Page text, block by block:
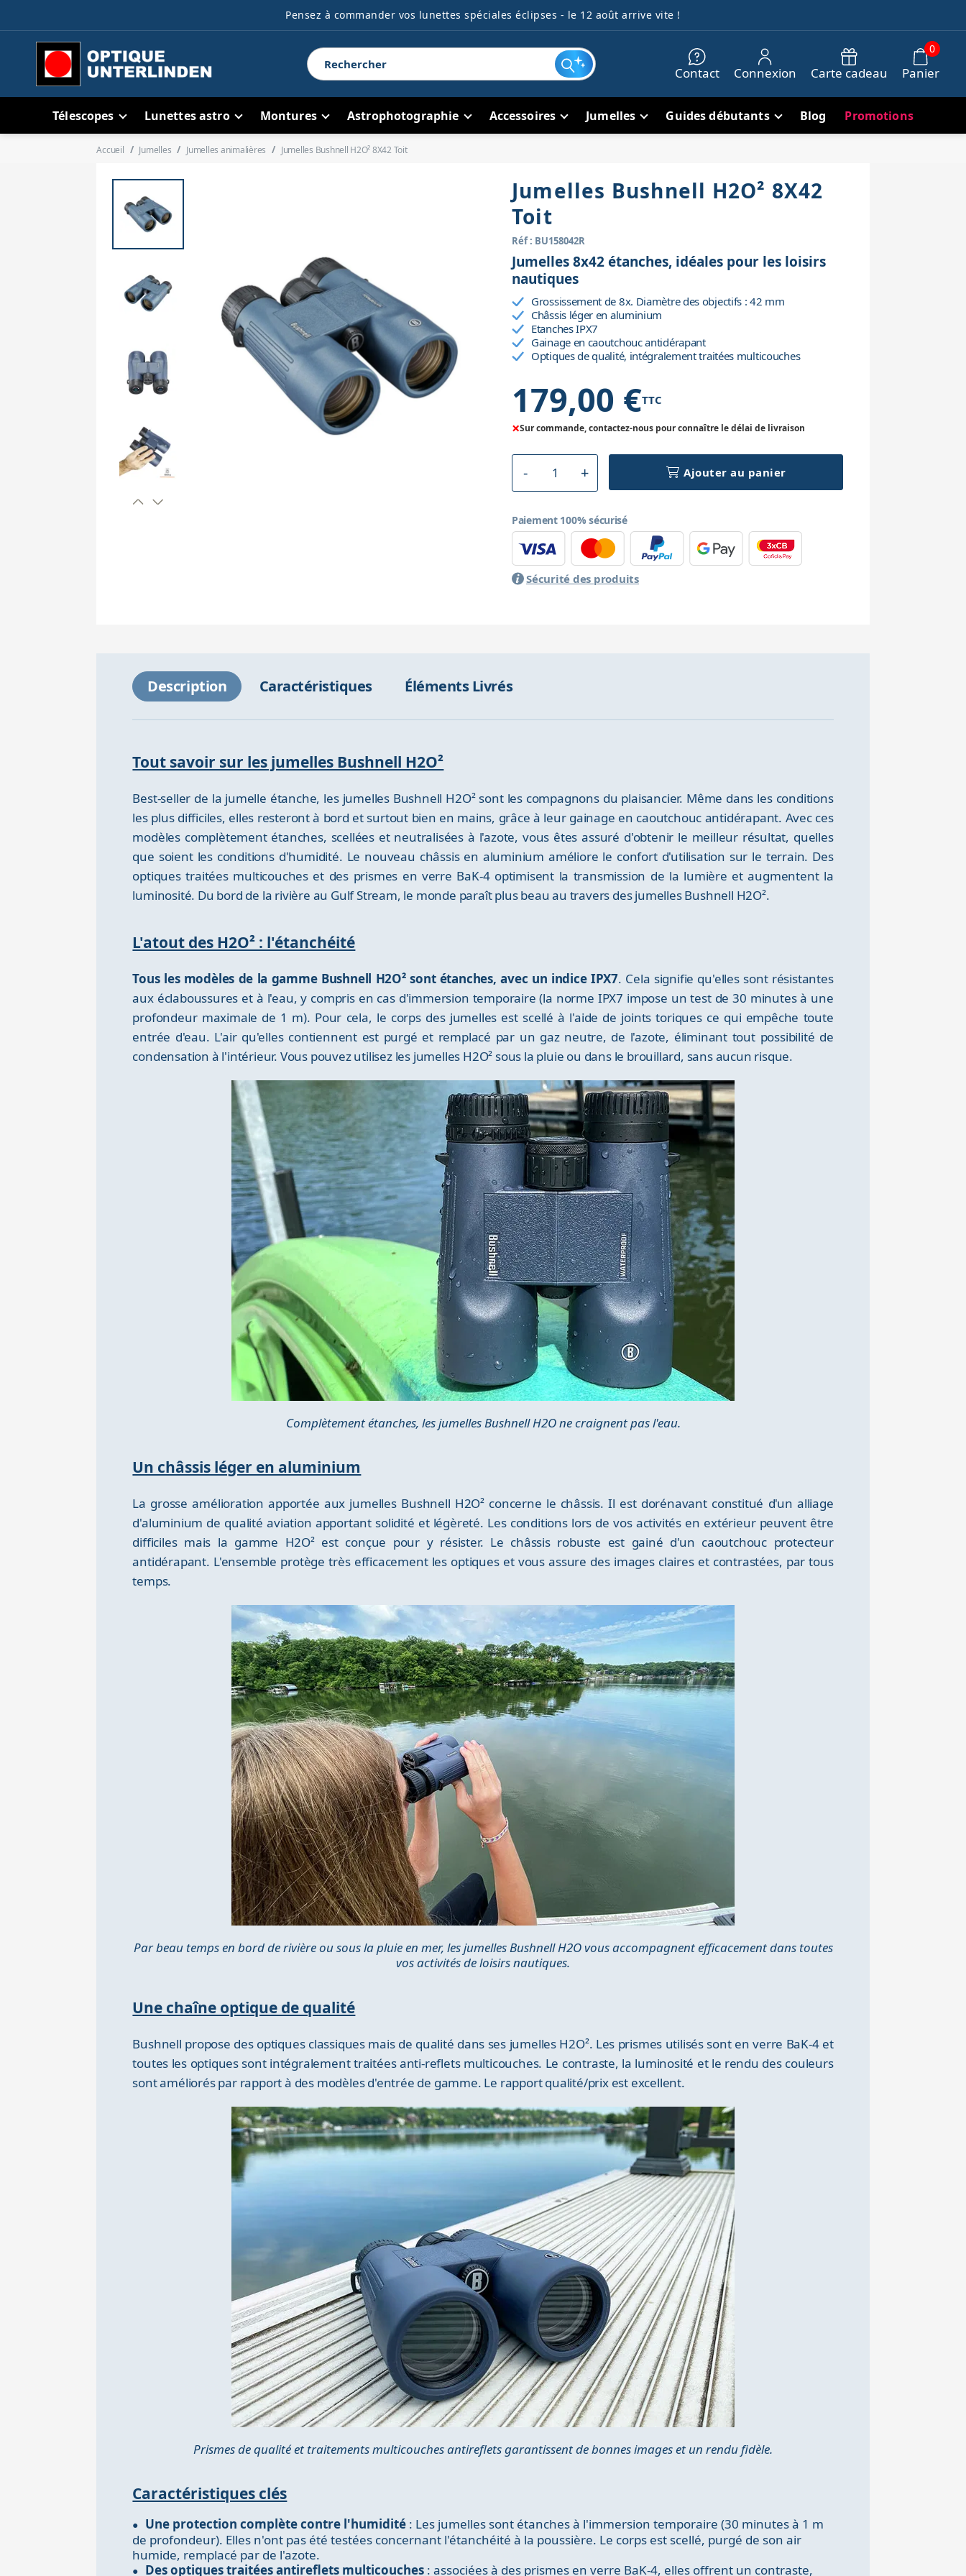
Pensez à commander vos lunettes spéciales éclipses - le 12 août arrive vite !
Contact Connexion Carte cadeau Panier
0
Télescopes Lunettes astro Montures Astrophotographie Accessoires Jumelles Guides débutants Blog Promotions
Accueil Jumelles Jumelles animalières Jumelles Bushnell H2O² 8X42 Toit
Jumelles Bushnell H2O² 8X42
Toit
Réf : BU158042R
Jumelles 8x42 étanches, idéales pour les loisirs
nautiques
Grossissement de 8x. Diamètre des objectifs : 42 mm
Châssis léger en aluminium
Etanches IPX7
Gainage en caoutchouc antidérapant
Optiques de qualité, intégralement traitées multicouches
179,00 €TTC
×Sur commande, contactez-nous pour connaître le délai de livraison
Ajouter au panier
Paiement 100% sécurisé
Sécurité des produits
Description Caractéristiques Éléments Livrés
Tout savoir sur les jumelles Bushnell H2O²
Best-seller de la jumelle étanche, les jumelles Bushnell H2O² sont les compagnons du plaisancier. Même dans les conditions
les plus difficiles, elles resteront à bord et surtout bien en mains, grâce à leur gainage en caoutchouc antidérapant. Avec ces
modèles complètement étanches, scellées et neutralisées à l'azote, vous êtes assuré d'obtenir le meilleur résultat, quelles
que soient les conditions d'humidité. Le nouveau châssis en aluminium améliore le confort d'utilisation sur le terrain. Des
optiques traitées multicouches et des prismes en verre BaK-4 optimisent la transmission de la lumière et augmentent la
luminosité. Du bord de la rivière au Gulf Stream, le monde paraît plus beau au travers des jumelles Bushnell H2O².
L'atout des H2O² : l'étanchéité
Tous les modèles de la gamme Bushnell H2O² sont étanches, avec un indice IPX7. Cela signifie qu'elles sont résistantes
aux éclaboussures et à l'eau, y compris en cas d'immersion temporaire (la norme IPX7 impose un test de 30 minutes à une
profondeur maximale de 1 m). Pour cela, le corps des jumelles est scellé à l'aide de joints toriques ce qui empêche toute
entrée d'eau. L'air qu'elles contiennent est purgé et remplacé par un gaz neutre, de l'azote, éliminant tout possibilité de
condensation à l'intérieur. Vous pouvez utilisez les jumelles H2O² sous la pluie ou dans le brouillard, sans aucun risque.
Complètement étanches, les jumelles Bushnell H2O ne craignent pas l'eau.
Un châssis léger en aluminium
La grosse amélioration apportée aux jumelles Bushnell H2O² concerne le châssis. Il est dorénavant constitué d'un alliage
d'aluminium de qualité aviation apportant solidité et légèreté. Les conditions lors de vos activités en extérieur peuvent être
difficiles mais la gamme H2O² est conçue pour y résister. Le châssis robuste est gainé d'un caoutchouc protecteur
antidérapant. L'ensemble protège très efficacement les optiques et vous assure des images claires et contrastées, par tous
temps.
Par beau temps en bord de rivière ou sous la pluie en mer, les jumelles Bushnell H2O vous accompagnent efficacement dans toutes
vos activités de loisirs nautiques.
Une chaîne optique de qualité
Bushnell propose des optiques classiques mais de qualité dans ses jumelles H2O². Les prismes utilisés sont en verre BaK-4 et
toutes les optiques sont intégralement traitées anti-reflets multicouches. Le contraste, la luminosité et le rendu des couleurs
sont améliorés par rapport à des modèles d'entrée de gamme. Le rapport qualité/prix est excellent.
Prismes de qualité et traitements multicouches antireflets garantissent de bonnes images et un rendu fidèle.
Caractéristiques clés
Une protection complète contre l'humidité : Les jumelles sont étanches à l'immersion temporaire (30 minutes à 1 m
de profondeur). Elles n'ont pas été testées concernant l'étanchéité à la poussière. Le corps est scellé, purgé de son air
humide, remplacé par de l'azote.
Des optiques traitées antireflets multicouches : associées à des prismes en verre BaK-4, elles offrent un contraste,